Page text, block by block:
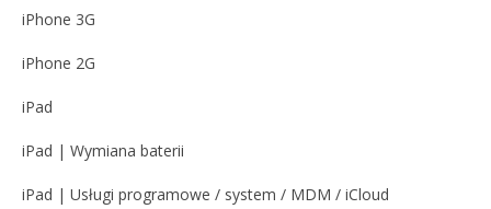
iPhone 3G
iPhone 2G
iPad
iPad | Wymiana baterii
iPad | Usługi programowe / system / MDM / iCloud